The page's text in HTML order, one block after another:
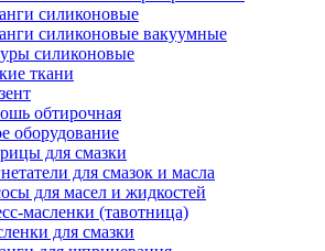
силиконовые
силиконовые вакуумные
силиконовые
ткани
обтирочная
оборудование
для смазки
для смазок и масла
для масел и жидкостей
масленки (тавотница)
для смазки